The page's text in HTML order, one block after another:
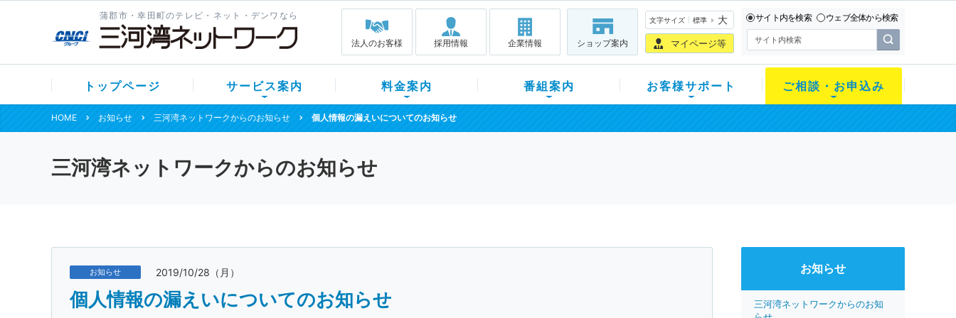
蒲郡市・幸田町のテレビ・ネット・デンワなら
法人のお客様 採用情報 企業情報 ショップ案内
文字サイズ 標準 大
マイページ等
サイト内を検索 ウェブ全体から検索
トップページ サービス案内 料金案内 番組案内 お客様サポート ご相談・お申込み
HOME お知らせ 三河湾ネットワークからのお知らせ 個人情報の漏えいについてのお知らせ
三河湾ネットワークからのお知らせ
お知らせ 2019/10/28（月）
個人情報の漏えいについてのお知らせ
お知らせ
三河湾ネットワークからのお知